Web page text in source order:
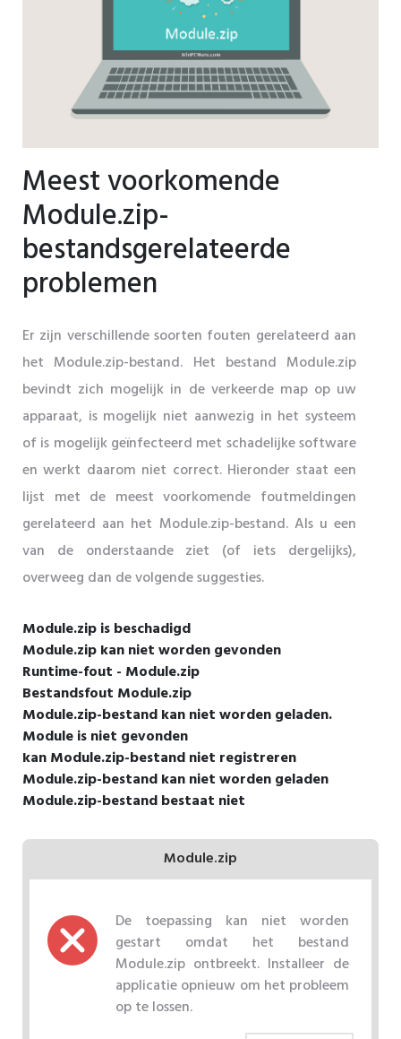
Meest voorkomende
Module.zip-
bestandsgerelateerde
problemen
Er zijn verschillende soorten fouten gerelateerd aan
het Module.zip-bestand. Het bestand Module.zip
bevindt zich mogelijk in de verkeerde map op uw
apparaat, is mogelijk niet aanwezig in het systeem
of is mogelijk geïnfecteerd met schadelijke software
en werkt daarom niet correct. Hieronder staat een
lijst met de meest voorkomende foutmeldingen
gerelateerd aan het Module.zip-bestand. Als u een
van de onderstaande ziet (of iets dergelijks),
overweeg dan de volgende suggesties.
Module.zip is beschadigd
Module.zip kan niet worden gevonden
Runtime-fout - Module.zip
Bestandsfout Module.zip
Module.zip-bestand kan niet worden geladen.
Module is niet gevonden
kan Module.zip-bestand niet registreren
Module.zip-bestand kan niet worden geladen
Module.zip-bestand bestaat niet
Module.zip
De toepassing kan niet worden
gestart omdat het bestand
Module.zip ontbreekt. Installeer de
applicatie opnieuw om het probleem
op te lossen.